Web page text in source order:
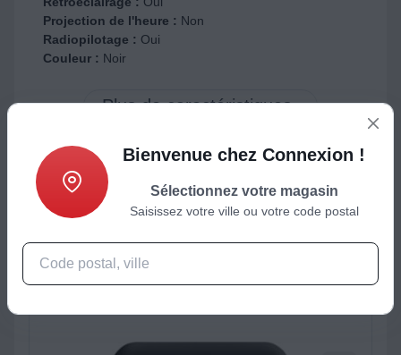
Projection de l'heure : Non
Radiopilotage : Oui
Couleur : Noir
Produits complémentaires
Bienvenue chez Connexion !
Sélectionnez votre magasin
Saisissez votre ville ou votre code postal